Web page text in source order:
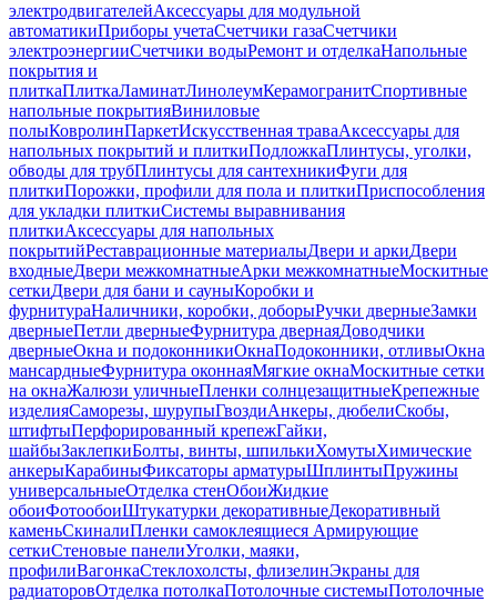
электродвигателейАксессуары для модульной
автоматикиПриборы учетаСчетчики газаСчетчики
электроэнергииСчетчики водыРемонт и отделкаНапольные
покрытия и
плиткаПлиткаЛаминатЛинолеумКерамогранитСпортивные
напольные покрытияВиниловые
полыКовролинПаркетИскусственная траваАксессуары для
напольных покрытий и плиткиПодложкаПлинтусы, уголки,
обводы для трубПлинтусы для сантехникиФуги для
плиткиПорожки, профили для пола и плиткиПриспособления
для укладки плиткиСистемы выравнивания
плиткиАксессуары для напольных
покрытийРеставрационные материалыДвери и аркиДвери
входныеДвери межкомнатныеАрки межкомнатныеМоскитные
сеткиДвери для бани и сауныКоробки и
фурнитураНаличники, коробки, доборыРучки дверныеЗамки
дверныеПетли дверныеФурнитура двернаяДоводчики
дверныеОкна и подоконникиОкнаПодоконники, отливыОкна
мансардныеФурнитура оконнаяМягкие окнаМоскитные сетки
на окнаЖалюзи уличныеПленки солнцезащитныеКрепежные
изделияСаморезы, шурупыГвоздиАнкеры, дюбелиСкобы,
штифтыПерфорированный крепежГайки,
шайбыЗаклепкиБолты, винты, шпилькиХомутыХимические
анкерыКарабиныФиксаторы арматурыШплинтыПружины
универсальныеОтделка стенОбоиЖидкие
обоиФотообоиШтукатурки декоративныеДекоративный
каменьСкиналиПленки самоклеящиеся Армирующие
сеткиСтеновые панелиУголки, маяки,
профилиВагонкаСтеклохолсты, флизелинЭкраны для
радиаторовОтделка потолкаПотолочные системыПотолочные